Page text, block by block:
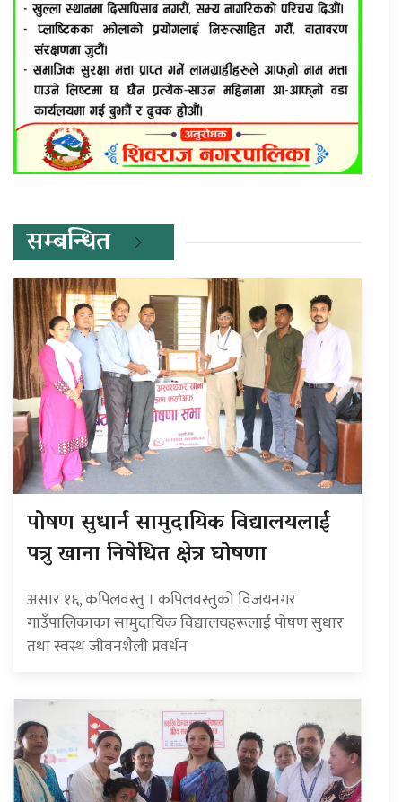
सम्बन्धित
पोषण सुधार्न सामुदायिक विद्यालयलाई
पत्रु खाना निषेधित क्षेत्र घोषणा
असार १६, कपिलवस्तु । कपिलवस्तुको विजयनगर
गाउँपालिकाका सामुदायिक विद्यालयहरूलाई पोषण सुधार
तथा स्वस्थ जीवनशैली प्रवर्धन